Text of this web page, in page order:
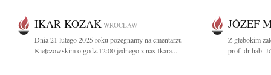
IKAR KOZAK WROCŁAW
Dnia 21 lutego 2025 roku pożegnamy na cmentarzu
Kiełczowskim o godz.12:00 jednego z nas Ikara...
JÓZEF
Z głębokim
prof. dr hab.